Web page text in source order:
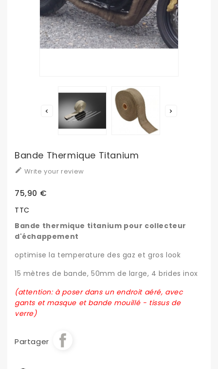
 
Bande Thermique Titanium
 Write your review
75,90 €
TTC
Bande thermique titanium pour collecteur
d'échappement
optimise la temperature des gaz et gros look
15 mètres de bande, 50mm de large, 4 brides inox
(attention: à poser dans un endroit aéré, avec
gants et masque et bande mouillé - tissus de
verre)
Partager